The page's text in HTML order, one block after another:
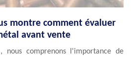
montre comment évaluer
avant vente
nous comprenons l'importance de